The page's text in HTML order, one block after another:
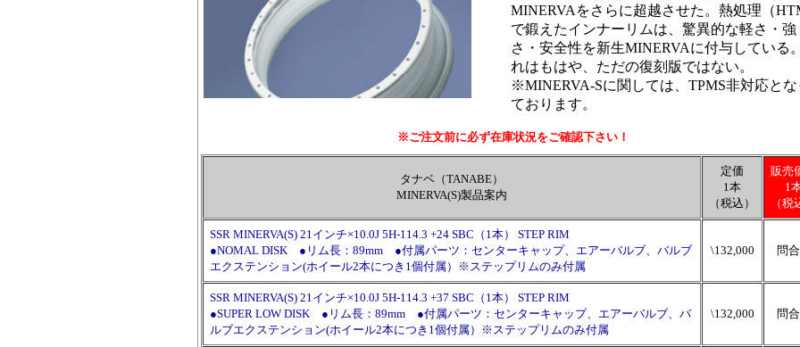
MINERVAをさらに超越させた。熱処理（
で鍛えたインナーリムは、驚異的な軽さ・強
さ・安全性を新生MINERVAに付与している
れはもはや、ただの復刻版ではない。
※MINERVA-Sに関しては、TPMS非対応とな
ております。
※ご注文前に必ず在庫状況をご確認下さい！
タナベ（TANABE）
MINERVA(S)製品案内
定価
1本
（税込）
販売
1
（税
SSR MINERVA(S) 21インチ×10.0J 5H-114.3 +24 SBC（1本） STEP RIM
●NOMAL DISK ●リム長：89mm ●付属パーツ：センターキャップ、エアーバルブ、バルブ
エクステンション(ホイール2本につき1個付属）※ステップリムのみ付属
\132,000 問
SSR MINERVA(S) 21インチ×10.0J 5H-114.3 +37 SBC（1本） STEP RIM
●SUPER LOW DISK ●リム長：89mm ●付属パーツ：センターキャップ、エアーバルブ、バ
ルブエクステンション(ホイール2本につき1個付属）※ステップリムのみ付属
\132,000 問